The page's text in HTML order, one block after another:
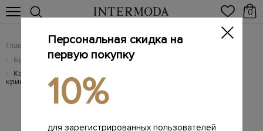
0
Главная Женщинам / Женская обувь
/ Брендовые женские балетки
/ Кожаные балетки Avenue с эластичными лентами и
кристаллами
Персональная скидка на
первую покупку
10%
для зарегистрированных пользователей